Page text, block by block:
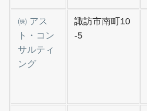
㈱ アス
ト・コン
サルティ
ング
諏訪市南町10
-5